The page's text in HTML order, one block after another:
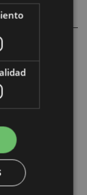
Cartas Francesa